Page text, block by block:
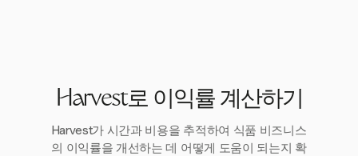
Harvest로 이익률 계산하기
Harvest가 시간과 비용을 추적하여 식품 비즈니스
의 이익률을 개선하는 데 어떻게 도움이 되는지 확